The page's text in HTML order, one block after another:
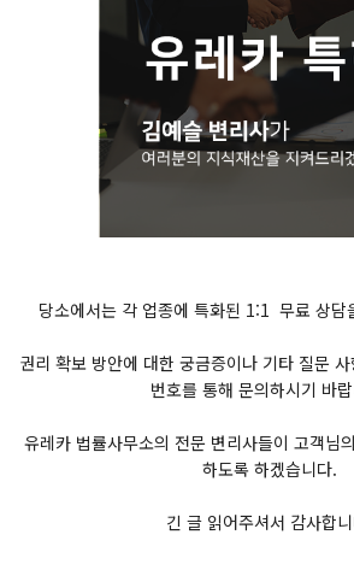
당소에서는 각 업종에 특화된 1:1 무료 상담
권리 확보 방안에 대한 궁금증이나 기타 질문
번호를 통해 문의하시기 바
유레카 법률사무소의 전문 변리사들이 고객님
하도록 하겠습니다.
긴 글 읽어주셔서 감사합